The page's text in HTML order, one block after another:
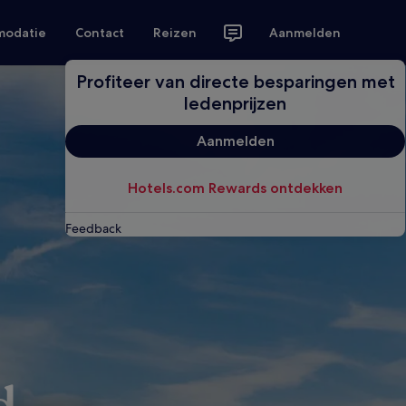
Contact Reizen Aanmelden
Profiteer van directe besparingen met
ledenprijzen
Aanmelden
Hotels.com Rewards ontdekken
Feedback